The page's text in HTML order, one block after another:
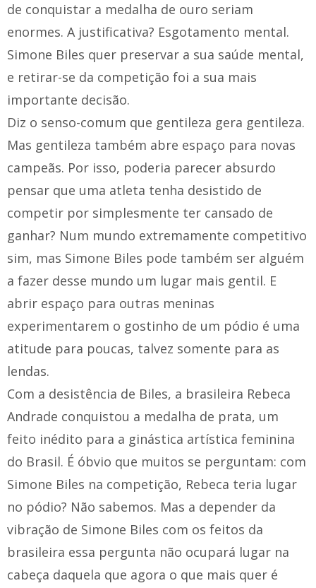
de conquistar a medalha de ouro seriam
enormes. A justificativa? Esgotamento mental.
Simone Biles quer preservar a sua saúde mental,
e retirar-se da competição foi a sua mais
importante decisão.
Diz o senso-comum que gentileza gera gentileza.
Mas gentileza também abre espaço para novas
campeãs. Por isso, poderia parecer absurdo
pensar que uma atleta tenha desistido de
competir por simplesmente ter cansado de
ganhar? Num mundo extremamente competitivo
sim, mas Simone Biles pode também ser alguém
a fazer desse mundo um lugar mais gentil. E
abrir espaço para outras meninas
experimentarem o gostinho de um pódio é uma
atitude para poucas, talvez somente para as
lendas.
Com a desistência de Biles, a brasileira Rebeca
Andrade conquistou a medalha de prata, um
feito inédito para a ginástica artística feminina
do Brasil. É óbvio que muitos se perguntam: com
Simone Biles na competição, Rebeca teria lugar
no pódio? Não sabemos. Mas a depender da
vibração de Simone Biles com os feitos da
brasileira essa pergunta não ocupará lugar na
cabeça daquela que agora o que mais quer é